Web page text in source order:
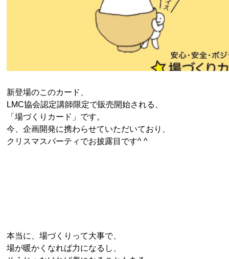
新登場のこのカード、
LMC協会認定講師限定で販売開始される、
「場づくりカード」です。
今、企画開発に携わらせていただいており、
クリスマスパーティでお披露目です^ ^
本当に、場づくりって大事で、
場が暖かくなれば力になるし、